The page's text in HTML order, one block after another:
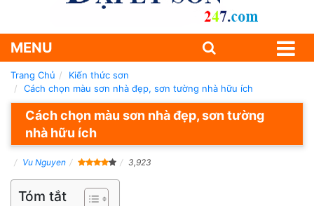
MENU
Trang Chủ
Kiến thức sơn
Cách chọn màu sơn nhà đẹp, sơn tường nhà hữu ích
Cách chọn màu sơn nhà đẹp, sơn tường
nhà hữu ích
Vu Nguyen 3,923
Tóm tắt